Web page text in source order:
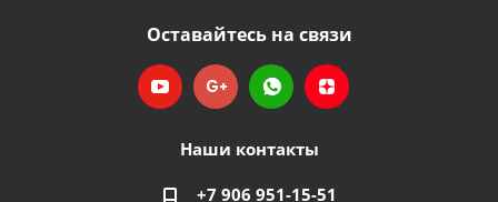
Оставайтесь на связи
Наши контакты
+7 906 951-15-51